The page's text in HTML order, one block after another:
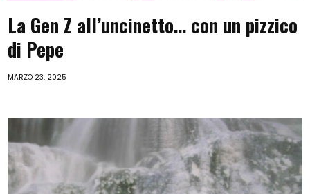
La Gen Z all’uncinetto… con un pizzico
di Pepe
MARZO 23, 2025